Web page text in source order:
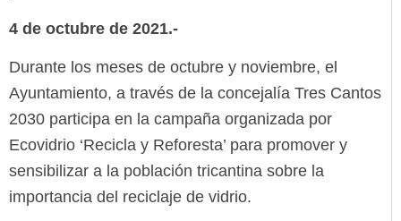
4 de octubre de 2021.-
Durante los meses de octubre y noviembre, el
Ayuntamiento, a través de la concejalía Tres Cantos
2030 participa en la campaña organizada por
Ecovidrio ‘Recicla y Reforesta’ para promover y
sensibilizar a la población tricantina sobre la
importancia del reciclaje de vidrio.